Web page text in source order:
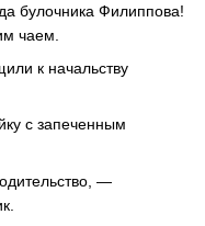
булочника Филиппова!
чаем.
к начальству
с запеченным
—